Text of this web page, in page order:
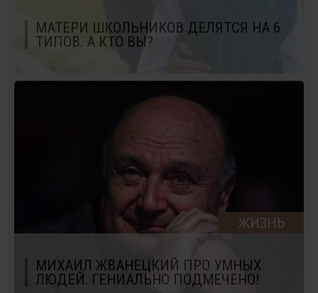
МАТЕРИ ШКОЛЬНИКОВ ДЕЛЯТСЯ НА 6
ТИПОВ. А КТО ВЫ?
ЖИЗНЬ
МИХАИЛ ЖВАНЕЦКИЙ ПРО УМНЫХ
ЛЮДЕЙ. ГЕНИАЛЬНО ПОДМЕЧЕНО!